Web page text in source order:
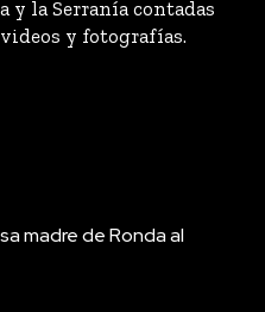
y la Serranía contadas
y fotografías.
madre de Ronda al